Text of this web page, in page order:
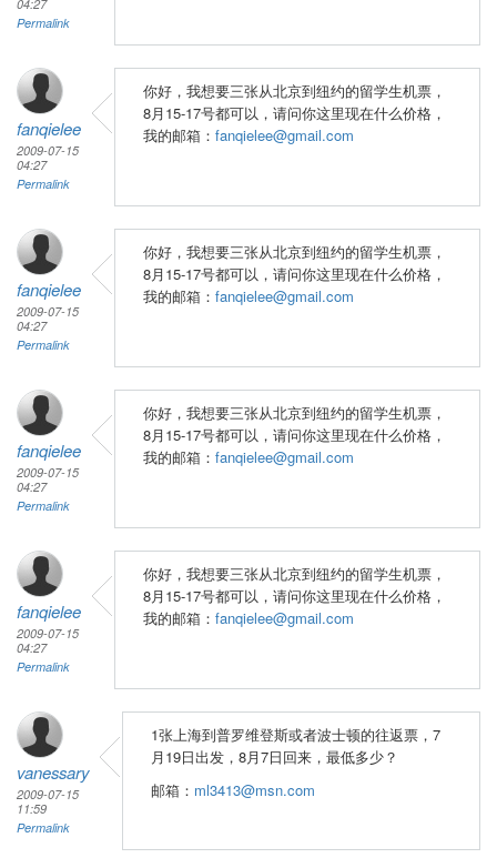
04:27
Permalink
fanqielee
2009-07-15
04:27
Permalink
你好，我想要三张从北京到纽约的留学生机票，
8月15-17号都可以，请问你这里现在什么价格，
我的邮箱： fanqielee@gmail.com
fanqielee
2009-07-15
04:27
Permalink
你好，我想要三张从北京到纽约的留学生机票，
8月15-17号都可以，请问你这里现在什么价格，
我的邮箱： fanqielee@gmail.com
fanqielee
2009-07-15
04:27
Permalink
你好，我想要三张从北京到纽约的留学生机票，
8月15-17号都可以，请问你这里现在什么价格，
我的邮箱： fanqielee@gmail.com
fanqielee
2009-07-15
04:27
Permalink
你好，我想要三张从北京到纽约的留学生机票，
8月15-17号都可以，请问你这里现在什么价格，
我的邮箱： fanqielee@gmail.com
vanessary
2009-07-15
11:59
Permalink
1张上海到普罗维登斯或者波士顿的往返票，7
月19日出发，8月7日回来，最低多少？
邮箱： ml3413@msn.com